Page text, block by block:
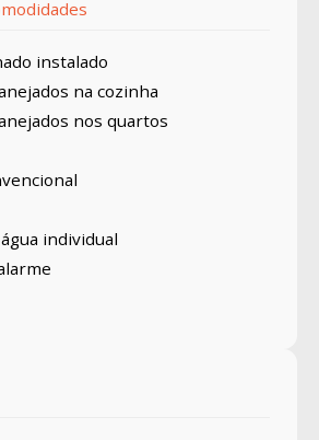
instalado
na cozinha
nos quartos
individual